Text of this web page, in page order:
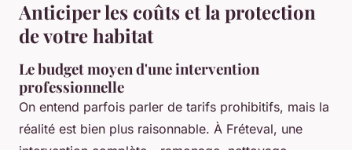
Anticiper les coûts et la protection
de votre habitat
Le budget moyen d'une intervention
professionnelle
On entend parfois parler de tarifs prohibitifs, mais la
réalité est bien plus raisonnable. À Fréteval, une